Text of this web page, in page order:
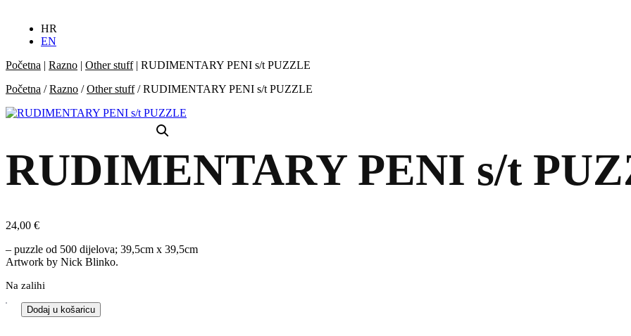
HR
EN
Početna | Razno | Other stuff| RUDIMENTARY PENI s/t PUZZLE
Početna /Razno /Other stuff/ RUDIMENTARY PENI s/t PUZZLE
RUDIMENTARY PENI s/t
24,00 €
– puzzle od 500 dijelova; 39,5cm x 39,5cm
Artwork by Nick Blinko.
Na zalihi
Dodaj u košaricu